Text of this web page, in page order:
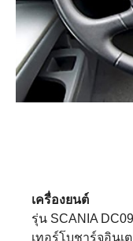
เครื่องยนต์
รุ่น SCANIA
เทอร์โบชาร์จอินเ